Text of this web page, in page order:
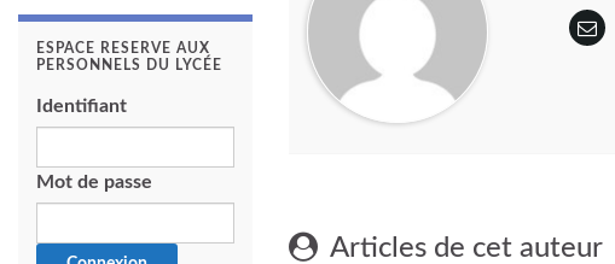
Articles de cet auteur
ESPACE RESERVE AUX
PERSONNELS DU LYCÉE
Identifiant
Mot de passe